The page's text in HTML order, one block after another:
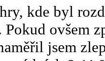
kde byl
Pokud ovšem
jsem